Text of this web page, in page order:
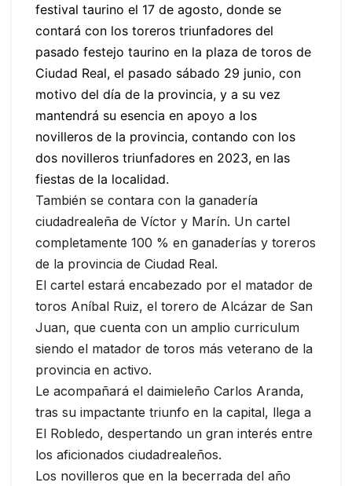
festival taurino el 17 de agosto, donde se
contará con los toreros triunfadores del
pasado festejo taurino en la plaza de toros de
Ciudad Real, el pasado sábado 29 junio, con
motivo del día de la provincia, y a su vez
mantendrá su esencia en apoyo a los
novilleros de la provincia, contando con los
dos novilleros triunfadores en 2023, en las
fiestas de la localidad.
También se contara con la ganadería
ciudadrealeña de Víctor y Marín. Un cartel
completamente 100 % en ganaderías y toreros
de la provincia de Ciudad Real.
El cartel estará encabezado por el matador de
toros Aníbal Ruiz, el torero de Alcázar de San
Juan, que cuenta con un amplio curriculum
siendo el matador de toros más veterano de la
provincia en activo.
Le acompañará el daimieleño Carlos Aranda,
tras su impactante triunfo en la capital, llega a
El Robledo, despertando un gran interés entre
los aficionados ciudadrealeños.
Los novilleros que en la becerrada del año